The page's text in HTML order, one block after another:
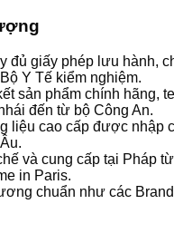
đủ giấy phép lưu hành,
Y Tế kiểm nghiệm.
sản phẩm chính hãng,
đến từ bộ Công An.
liệu cao cấp được nhập
và cung cấp tại Pháp
in Paris.
chuẩn như các